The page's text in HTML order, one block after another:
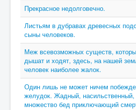
Прекрасное недолговечно.
Листьям в дубравах древесных
сыны человеков.
Меж всевозможных существ,
дышат и ходят, здесь, на нашей
человек наиболее жалок.
Один лишь не может ничем
желудок. Жадный, насильственный,
множество бед приключающий